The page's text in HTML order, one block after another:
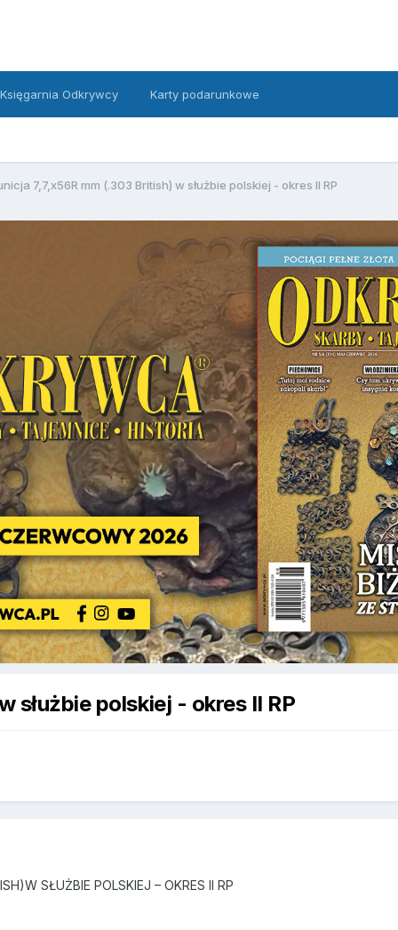
Księgarnia Odkrywcy Karty podarunkowe
7,7,x56R mm (.303 British) w służbie polskiej - okres II RP
służbie polskiej - okres II RP
SŁUŻBIE POLSKIEJ – OKRES II RP